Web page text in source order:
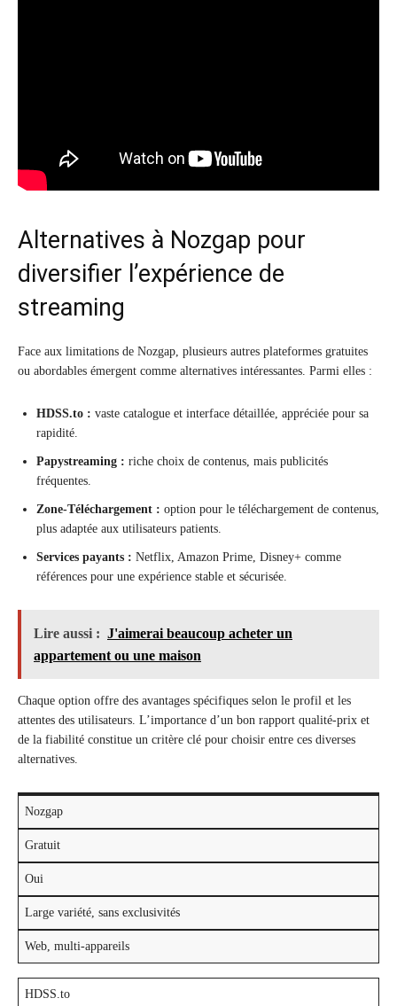
Alternatives à Nozgap pour
diversifier l’expérience de
streaming
Face aux limitations de Nozgap, plusieurs autres plateformes gratuites
ou abordables émergent comme alternatives intéressantes. Parmi elles :
HDSS.to : vaste catalogue et interface détaillée, appréciée pour sa
rapidité.
Papystreaming : riche choix de contenus, mais publicités
fréquentes.
Zone-Téléchargement : option pour le téléchargement de contenus,
plus adaptée aux utilisateurs patients.
Services payants : Netflix, Amazon Prime, Disney+ comme
références pour une expérience stable et sécurisée.
Lire aussi : J'aimerai beaucoup acheter un
appartement ou une maison
Chaque option offre des avantages spécifiques selon le profil et les
attentes des utilisateurs. L’importance d’un bon rapport qualité-prix et
de la fiabilité constitue un critère clé pour choisir entre ces diverses
alternatives.
Nozgap
Gratuit
Oui
Large variété, sans exclusivités
Web, multi-appareils
HDSS.to